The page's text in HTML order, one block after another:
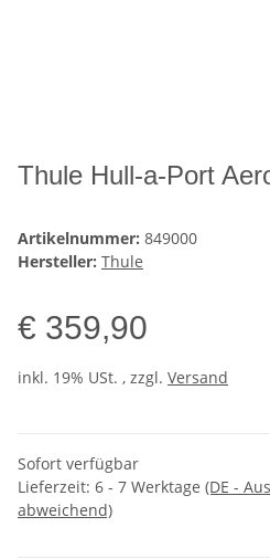
Thule Hull-a-Port
Artikelnummer: 849000
Hersteller: Thule
€ 359,90
inkl. 19% USt. , zzgl. Versand
Sofort verfügbar
Lieferzeit: 6 - 7 Werktage (DE -
abweichend)